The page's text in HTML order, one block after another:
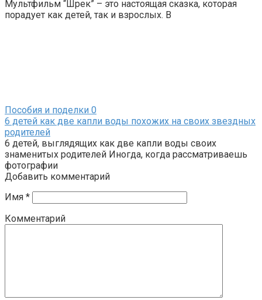
Мультфильм “Шрек” – это настоящая сказка, которая
порадует как детей, так и взрослых. В
Пособия и поделки 0
6 детей как две капли воды похожих на своих звездных
родителей
6 детей, выглядящих как две капли воды своих
знаменитых родителей Иногда, когда рассматриваешь
фотографии
Добавить комментарий
Имя *
Комментарий